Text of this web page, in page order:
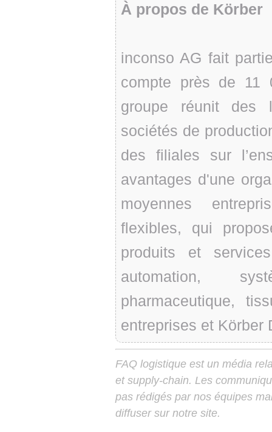
À propos de Körber
inconso AG fait
compte près de 11
groupe réunit des
sociétés de
des filiales sur
avantages d'une
moyennes
flexibles, qui
produits et
automation,
pharmaceutique,
entreprises et Körber
FAQ logistique est un média
et supply-chain. Les
pas rédigés par nos équipes
diffuser sur notre site.